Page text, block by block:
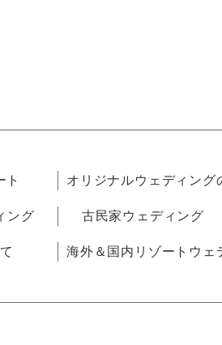
ト オリジナルウェディング
ング 古民家ウェディング
海外＆国内リゾートウェ